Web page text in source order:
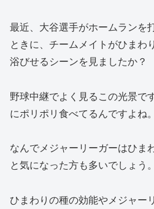
最近、大谷選手がホームランを
ときに、チームメイトがひまわ
浴びせるシーンを見ましたか？
野球中継でよく見るこの光景で
にポリポリ食べてるんですよね。
なんでメジャーリーガーはひま
と気になった方も多いでしょう。
ひまわりの種の効能やメジャー